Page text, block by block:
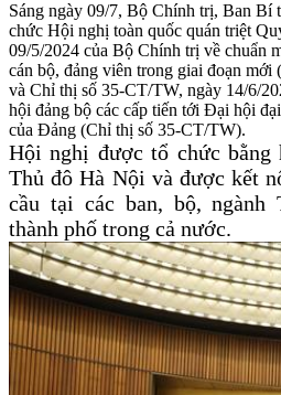
Sáng ngày 09/7, Bộ Chính trị, Ban
chức Hội nghị toàn quốc quán triệt
09/5/2024 của Bộ Chính trị về chuẩn
cán bộ, đảng viên trong giai đoạn
và Chỉ thị số 35-CT/TW, ngày 14/6/
hội đảng bộ các cấp tiến tới Đại hội
của Đảng (Chỉ thị số 35-CT/TW).
Hội nghị được tổ chức
Thủ đô Hà Nội và được kết
cầu tại các ban, bộ, ngành
thành phố trong cả nước.